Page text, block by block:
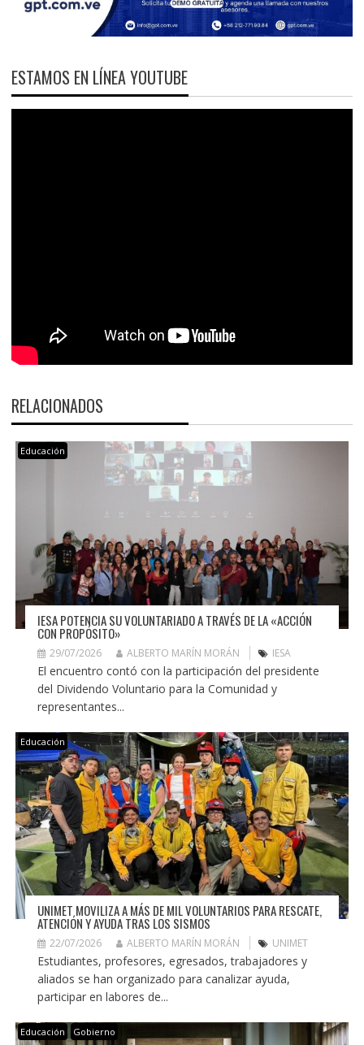
ESTAMOS EN LÍNEA YOUTUBE
RELACIONADOS
Educación
IESA POTENCIA SU VOLUNTARIADO A TRAVÉS DE LA «ACCIÓN
CON PROPÓSITO»
29/07/2026 ALBERTO MARÍN MORÁN IESA
El encuentro contó con la participación del presidente
del Dividendo Voluntario para la Comunidad y
representantes...
Educación
UNIMET MOVILIZA A MÁS DE MIL VOLUNTARIOS PARA RESCATE,
ATENCIÓN Y AYUDA TRAS LOS SISMOS
22/07/2026 ALBERTO MARÍN MORÁN UNIMET
Estudiantes, profesores, egresados, trabajadores y
aliados se han organizado para canalizar ayuda,
participar en labores de...
Educación Gobierno